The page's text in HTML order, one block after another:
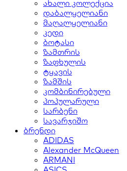
ახალი კოლექცია
დაბალყელიანი
მაღალყელიანი
კედი
ბოტასი
ზამთრის
ზაფხულის
ტყავის
ზამშის
კომბინირებული
პოპულარული
სარბენი
სავარჯიშო
ბრენდი
ADIDAS
Alexander McQueen
ARMANI